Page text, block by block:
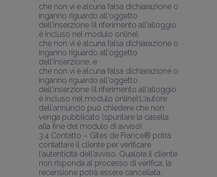
che non vi è alcuna falsa dichiarazione o
inganno riguardo all'oggetto
dell'inserzione (il riferimento all'alloggio
è incluso nel modulo online),
che non vi è alcuna falsa dichiarazione o
inganno riguardo all'oggetto
dell'inserzione, e
che non vi è alcuna falsa dichiarazione o
inganno riguardo all'oggetto
dell'inserzione (il riferimento all'alloggio
è incluso nel modulo online);L'autore
dell'annuncio può chiedere che non
venga pubblicato (spuntare la casella
alla fine del modulo di avviso).
3.4 Contatto – Gîtes de France® potrà
contattare il cliente per verificare
l'autenticità dell'avviso. Qualora il cliente
non risponda al processo di verifica, la
recensione potrà essere cancellata.